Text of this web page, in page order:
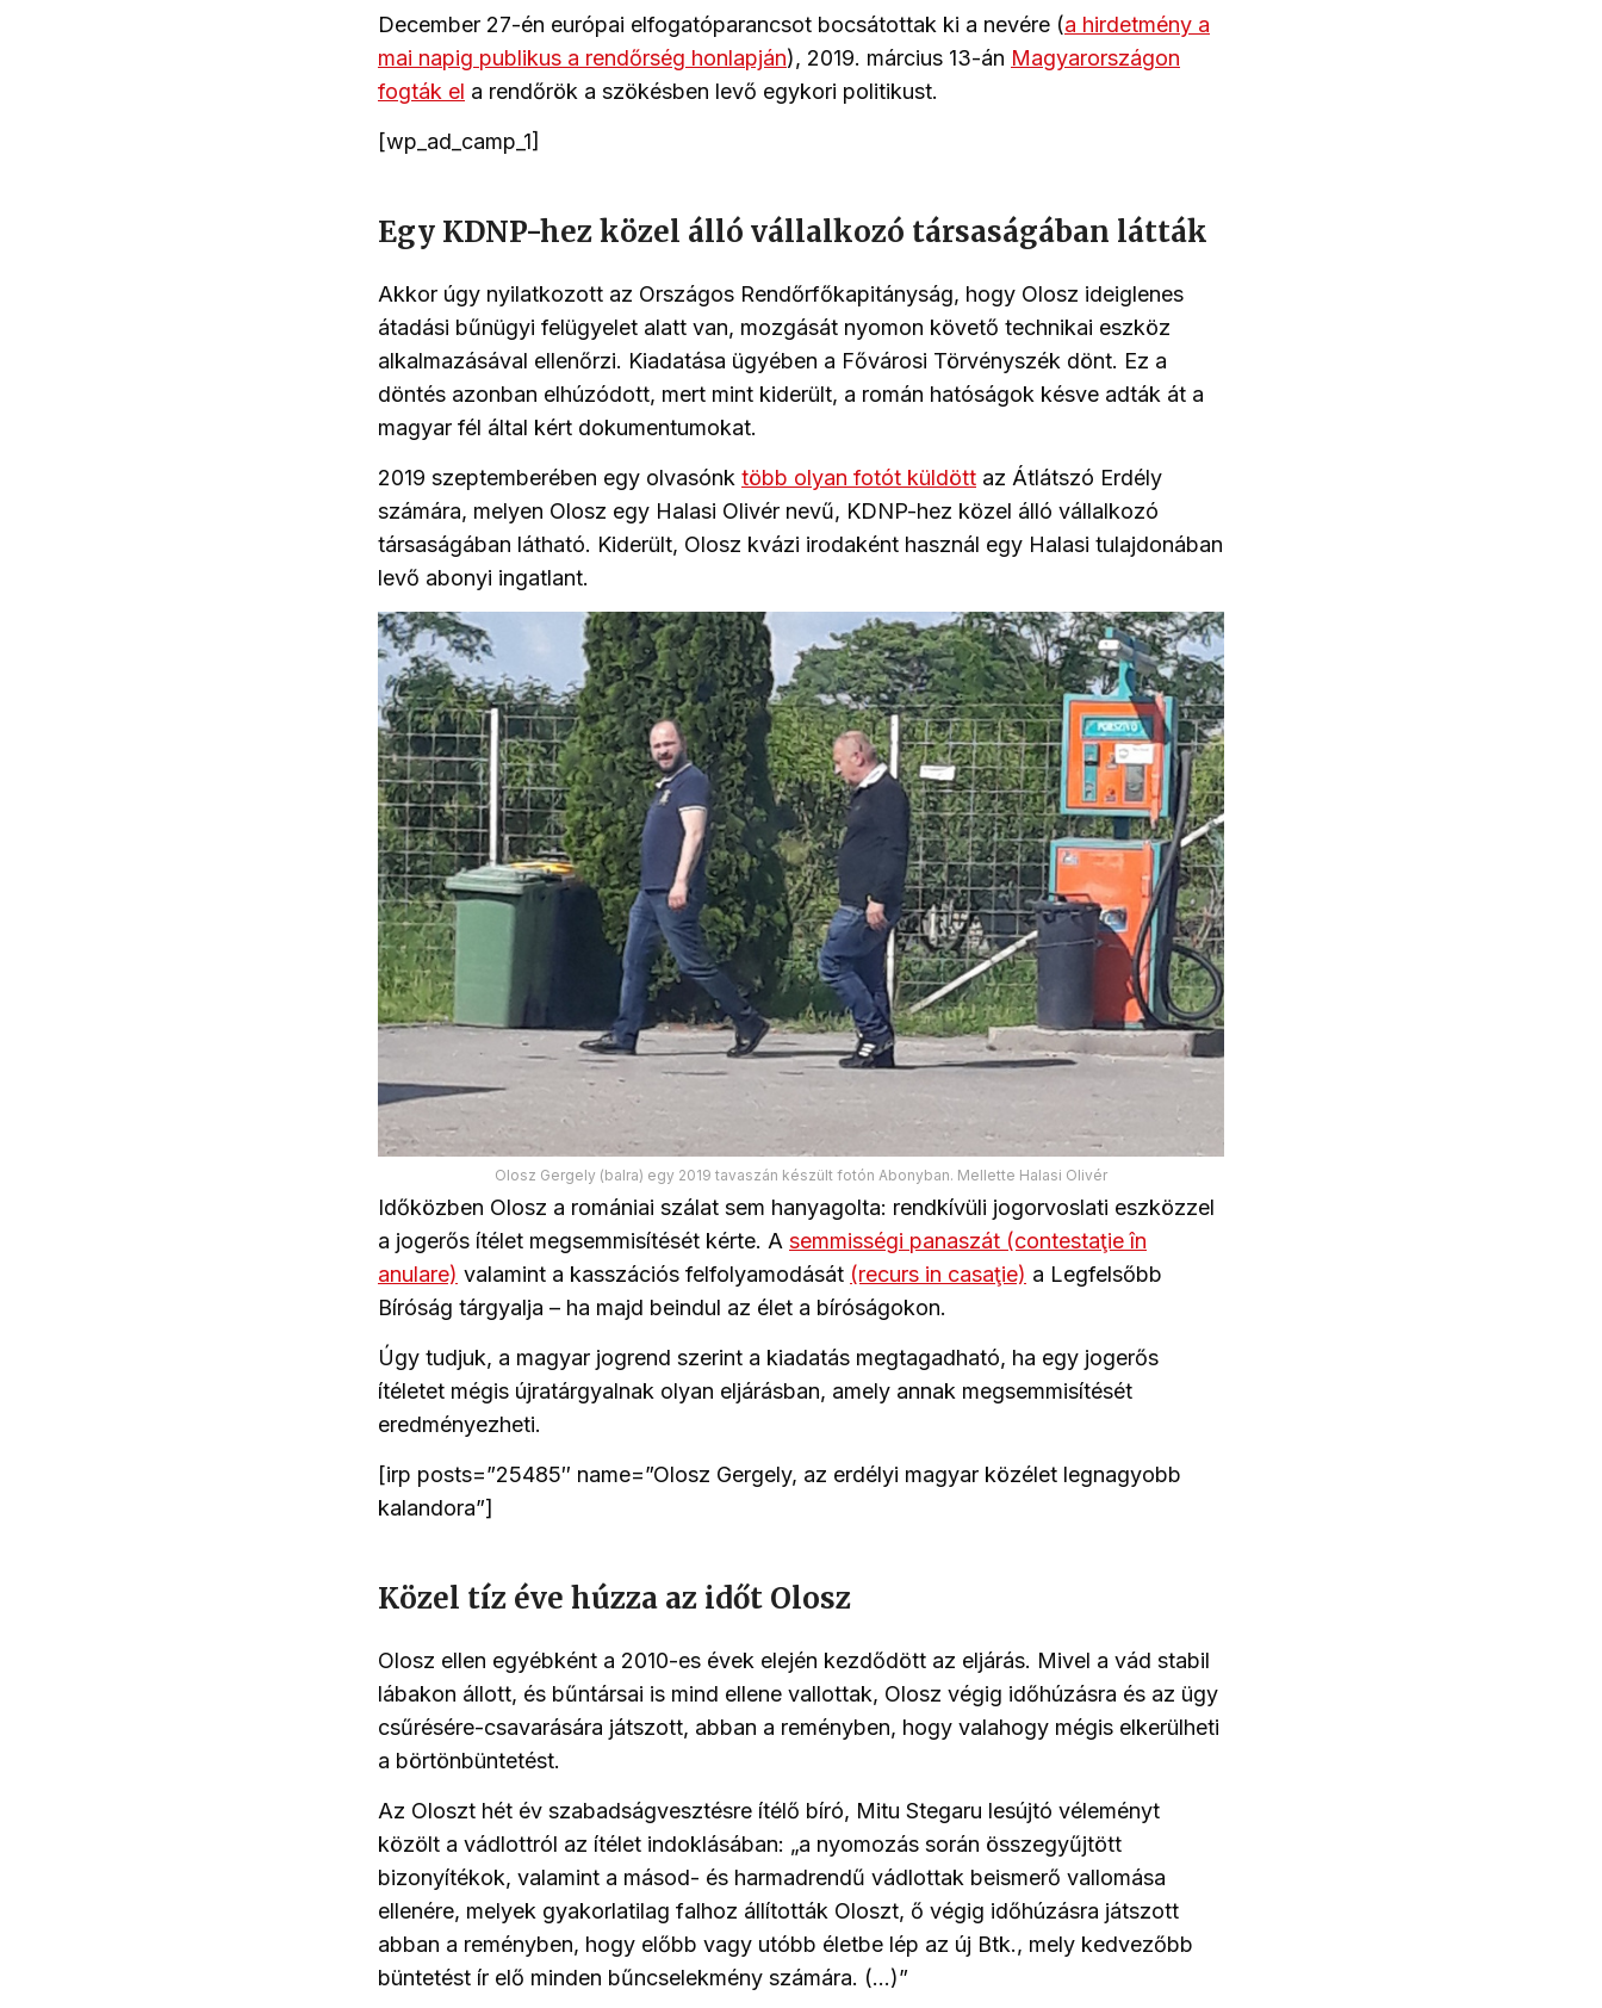
December 27-én európai elfogatóparancsot bocsátottak ki a nevére (a hirdetmény a
mai napig publikus a rendőrség honlapján), 2019. március 13-án Magyarországon
fogták el a rendőrök a szökésben levő egykori politikust.
[wp_ad_camp_1]
Egy KDNP-hez közel álló vállalkozó társaságában látták
Akkor úgy nyilatkozott az Országos Rendőrfőkapitányság, hogy Olosz ideiglenes
átadási bűnügyi felügyelet alatt van, mozgását nyomon követő technikai eszköz
alkalmazásával ellenőrzi. Kiadatása ügyében a Fővárosi Törvényszék dönt. Ez a
döntés azonban elhúzódott, mert mint kiderült, a román hatóságok késve adták át a
magyar fél által kért dokumentumokat.
2019 szeptemberében egy olvasónk több olyan fotót küldött az Átlátszó Erdély
számára, melyen Olosz egy Halasi Olivér nevű, KDNP-hez közel álló vállalkozó
társaságában látható. Kiderült, Olosz kvázi irodaként használ egy Halasi tulajdonában
levő abonyi ingatlant.
Olosz Gergely (balra) egy 2019 tavaszán készült fotón Abonyban. Mellette Halasi Olivér
Időközben Olosz a romániai szálat sem hanyagolta: rendkívüli jogorvoslati eszközzel
a jogerős ítélet megsemmisítését kérte. A semmisségi panaszát (contestaţie în
anulare) valamint a kasszációs felfolyamodását (recurs in casaţie) a Legfelsőbb
Bíróság tárgyalja – ha majd beindul az élet a bíróságokon.
Úgy tudjuk, a magyar jogrend szerint a kiadatás megtagadható, ha egy jogerős
ítéletet mégis újratárgyalnak olyan eljárásban, amely annak megsemmisítését
eredményezheti.
[irp posts=”25485″ name=”Olosz Gergely, az erdélyi magyar közélet legnagyobb
kalandora”]
Közel tíz éve húzza az időt Olosz
Olosz ellen egyébként a 2010-es évek elején kezdődött az eljárás. Mivel a vád stabil
lábakon állott, és bűntársai is mind ellene vallottak, Olosz végig időhúzásra és az ügy
csűrésére-csavarására játszott, abban a reményben, hogy valahogy mégis elkerülheti
a börtönbüntetést.
Az Oloszt hét év szabadságvesztésre ítélő bíró, Mitu Stegaru lesújtó véleményt
közölt a vádlottról az ítélet indoklásában: „a nyomozás során összegyűjtött
bizonyítékok, valamint a másod- és harmadrendű vádlottak beismerő vallomása
ellenére, melyek gyakorlatilag falhoz állították Oloszt, ő végig időhúzásra játszott
abban a reményben, hogy előbb vagy utóbb életbe lép az új Btk., mely kedvezőbb
büntetést ír elő minden bűncselekmény számára. (…)”